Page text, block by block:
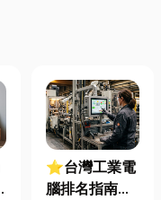
⭐台灣工業電
腦排名指南：